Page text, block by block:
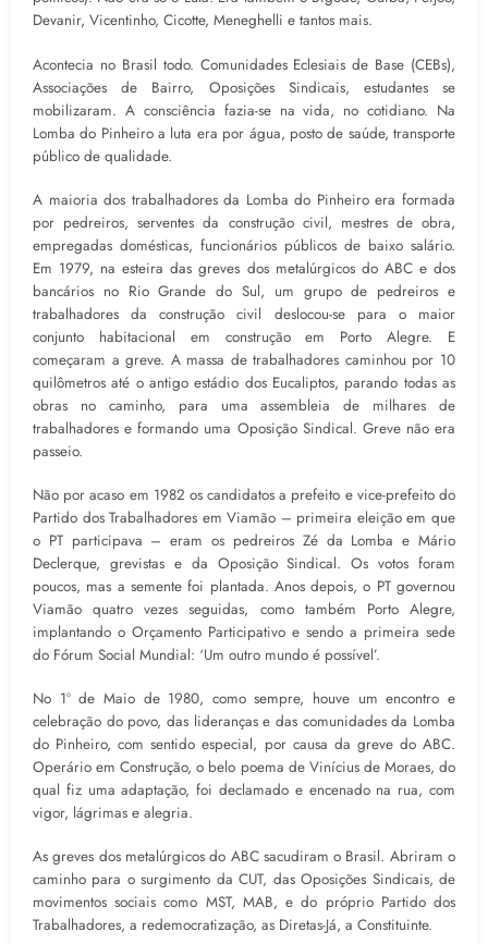
Devanir, Vicentinho, Cicotte, Meneghelli e tantos mais.
Acontecia no Brasil todo. Comunidades Eclesiais de Base (CEBs),
Associações de Bairro, Oposições Sindicais, estudantes se
mobilizaram. A consciência fazia-se na vida, no cotidiano. Na
Lomba do Pinheiro a luta era por água, posto de saúde, transporte
público de qualidade.
A maioria dos trabalhadores da Lomba do Pinheiro era formada
por pedreiros, serventes da construção civil, mestres de obra,
empregadas domésticas, funcionários públicos de baixo salário.
Em 1979, na esteira das greves dos metalúrgicos do ABC e dos
bancários no Rio Grande do Sul, um grupo de pedreiros e
trabalhadores da construção civil deslocou-se para o maior
conjunto habitacional em construção em Porto Alegre. E
começaram a greve. A massa de trabalhadores caminhou por 10
quilômetros até o antigo estádio dos Eucaliptos, parando todas as
obras no caminho, para uma assembleia de milhares de
trabalhadores e formando uma Oposição Sindical. Greve não era
passeio.
Não por acaso em 1982 os candidatos a prefeito e vice-prefeito do
Partido dos Trabalhadores em Viamão – primeira eleição em que
o PT participava – eram os pedreiros Zé da Lomba e Mário
Declerque, grevistas e da Oposição Sindical. Os votos foram
poucos, mas a semente foi plantada. Anos depois, o PT governou
Viamão quatro vezes seguidas, como também Porto Alegre,
implantando o Orçamento Participativo e sendo a primeira sede
do Fórum Social Mundial: ‘Um outro mundo é possível’.
No 1º de Maio de 1980, como sempre, houve um encontro e
celebração do povo, das lideranças e das comunidades da Lomba
do Pinheiro, com sentido especial, por causa da greve do ABC.
Operário em Construção, o belo poema de Vinícius de Moraes, do
qual fiz uma adaptação, foi declamado e encenado na rua, com
vigor, lágrimas e alegria.
As greves dos metalúrgicos do ABC sacudiram o Brasil. Abriram o
caminho para o surgimento da CUT, das Oposições Sindicais, de
movimentos sociais como MST, MAB, e do próprio Partido dos
Trabalhadores, a redemocratização, as Diretas-Já, a Constituinte.